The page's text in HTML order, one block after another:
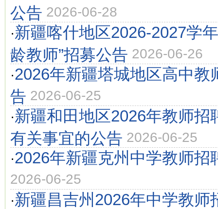
公告 2026-06-28
·新疆喀什地区2026-2027学
龄教师”招募公告 2026-06-26
·2026年新疆塔城地区高中教
告 2026-06-25
·新疆和田地区2026年教师招
有关事宜的公告 2026-06-25
·2026年新疆克州中学教师招
2026-06-25
·新疆昌吉州2026年中学教师